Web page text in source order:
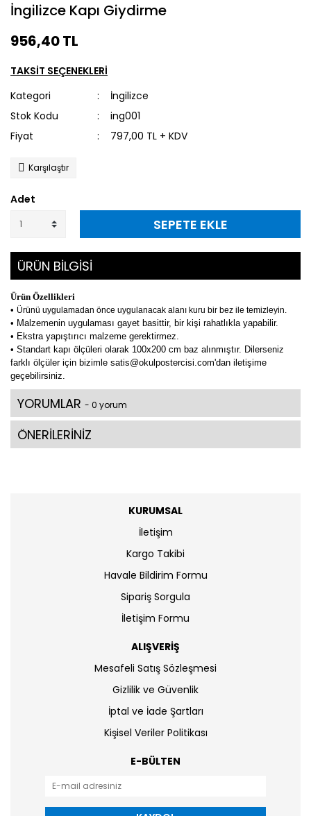
İngilizce Kapı Giydirme
956,40 TL
TAKSİT SEÇENEKLERİ
Kategori
İngilizce
Stok Kodu
ing001
Fiyat
797,00 TL + KDV
Karşılaştır
Adet
SEPETE EKLE
ÜRÜN BİLGİSİ
Ürün Özellikleri
• Ürünü uygulamadan önce uygulanacak alanı kuru bir bez ile temizleyin.
• Malzemenin uygulaması gayet basittir, bir kişi rahatlıkla yapabilir.
• Ekstra yapıştırıcı malzeme gerektirmez.
• Standart kapı ölçüleri olarak 100x200 cm baz alınmıştır. Dilerseniz
farklı ölçüler için bizimle satis@okulpostercisi.com'dan iletişime
geçebilirsiniz.
YORUMLAR - 0 yorum
ÖNERİLERİNİZ
KURUMSAL
İletişim
Kargo Takibi
Havale Bildirim Formu
Sipariş Sorgula
İletişim Formu
ALIŞVERİŞ
Mesafeli Satış Sözleşmesi
Gizlilik ve Güvenlik
İptal ve İade Şartları
Kişisel Veriler Politikası
E-BÜLTEN